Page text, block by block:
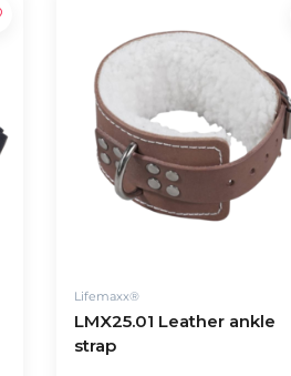
Lifemaxx®
LMX25.01 Leather ankle
strap